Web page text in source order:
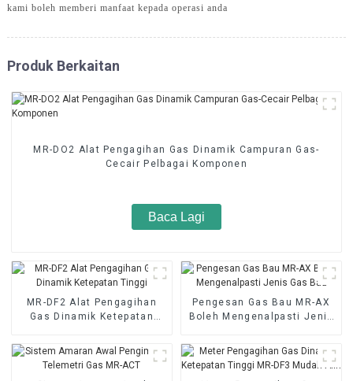
kami boleh memberi manfaat kepada operasi anda
Produk Berkaitan
MR-DO2 Alat Pengagihan Gas Dinamik Campuran Gas-
Cecair Pelbagai Komponen
Baca Lagi
MR-DF2 Alat Pengagihan
Gas Dinamik Ketepatan
Pengesan Gas Bau MR-AX
Boleh Mengenalpasti Jenis